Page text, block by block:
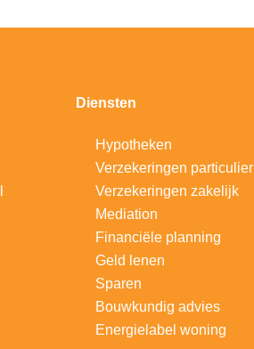
Diensten
Hypotheken
Verzekeringen particulier
Verzekeringen zakelijk
Mediation
Financiële planning
Geld lenen
Sparen
Bouwkundig advies
Energielabel woning